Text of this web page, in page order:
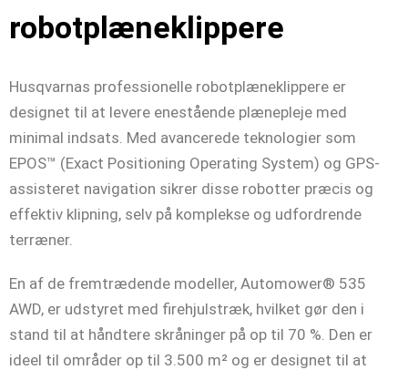
robotplæneklippere
Husqvarnas professionelle robotplæneklippere er
designet til at levere enestående plænepleje med
minimal indsats. Med avancerede teknologier som
EPOS™ (Exact Positioning Operating System) og GPS-
assisteret navigation sikrer disse robotter præcis og
effektiv klipning, selv på komplekse og udfordrende
terræner.
En af de fremtrædende modeller, Automower® 535
AWD, er udstyret med firehjulstræk, hvilket gør den i
stand til at håndtere skråninger på op til 70 %. Den er
ideel til områder op til 3.500 m² og er designet til at